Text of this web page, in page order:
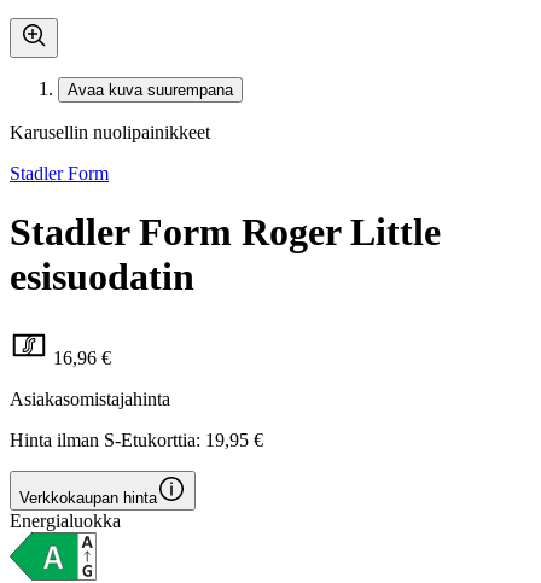
Avaa kuva suurempana
Karusellin nuolipainikkeet
Stadler Form
Stadler Form Roger Little
esisuodatin
16,96 €
Asiakasomistajahinta
Hinta ilman S-Etukorttia: 19,95 €
Verkkokaupan hinta
Energialuokka